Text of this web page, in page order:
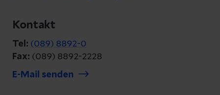
Kontakt
Tel: (089) 8892-0
Fax: (089) 8892-2228
E-Mail senden